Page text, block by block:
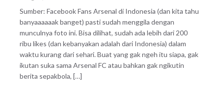
Sumber: Facebook Fans Arsenal di Indonesia (dan kita tahu
banyaaaaaak banget) pasti sudah menggila dengan
munculnya foto ini. Bisa dilihat, sudah ada lebih dari 200
ribu likes (dan kebanyakan adalah dari Indonesia) dalam
waktu kurang dari sehari. Buat yang gak ngeh itu siapa, gak
ikutan suka sama Arsenal FC atau bahkan gak ngikutin
berita sepakbola, […]